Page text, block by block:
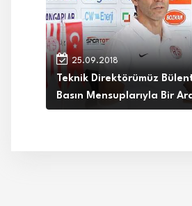
25.09.2018
Teknik Direktörümüz
Basın Mensuplarıyla Bir